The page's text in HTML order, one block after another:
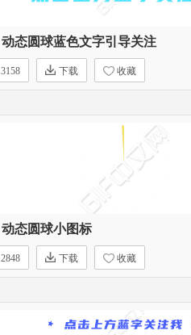
动态圆球蓝色文字引导关注
3158 下载 收藏
动态圆球小图标
2848 下载 收藏